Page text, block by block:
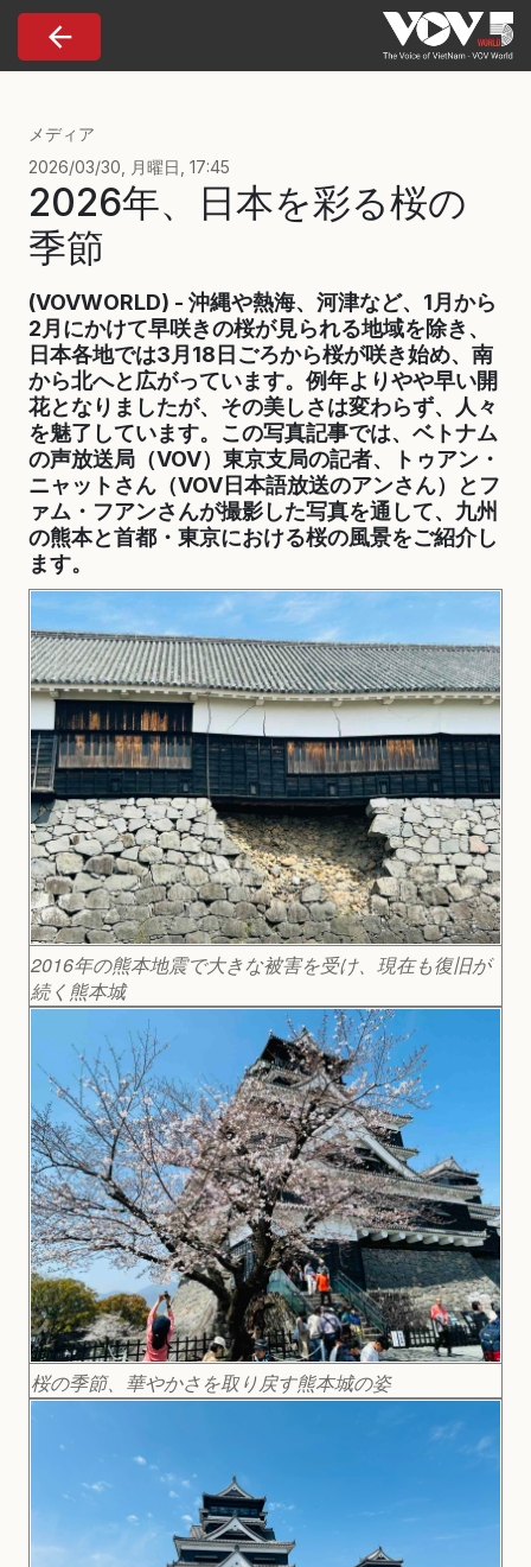
Nhảy đến nội dung
メディア
2026/03/30, 月曜日, 17:45
2026年、日本を彩る桜の
季節
(VOVWORLD) - 沖縄や熱海、河津など、1月から
2月にかけて早咲きの桜が見られる地域を除き、
日本各地では3月18日ごろから桜が咲き始め、南
から北へと広がっています。例年よりやや早い開
花となりましたが、その美しさは変わらず、人々
を魅了しています。この写真記事では、ベトナム
の声放送局（VOV）東京支局の記者、トゥアン・
ニャットさん（VOV日本語放送のアンさん）とフ
ァム・フアンさんが撮影した写真を通して、九州
の熊本と首都・東京における桜の風景をご紹介し
ます。
2016年の熊本地震で大きな被害を受け、現在も復旧が
続く熊本城
桜の季節、華やかさを取り戻す熊本城の姿